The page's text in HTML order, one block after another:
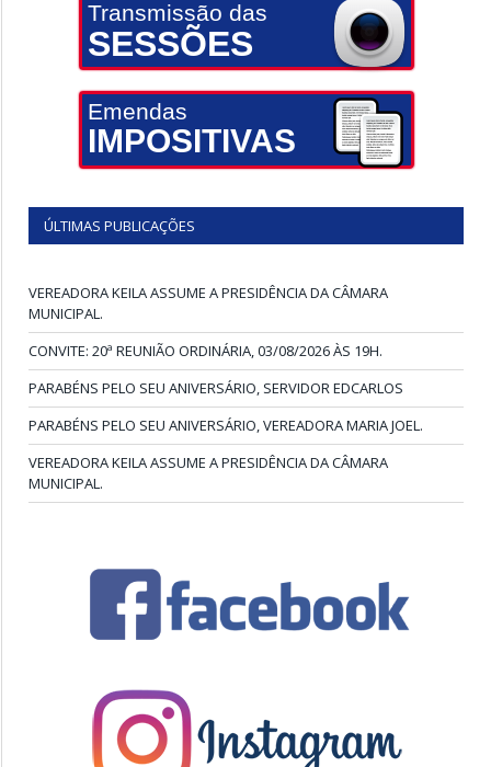
Transmissão das
SESSÕES
Emendas
IMPOSITIVAS
ÚLTIMAS PUBLICAÇÕES
VEREADORA KEILA ASSUME A PRESIDÊNCIA DA CÂMARA
MUNICIPAL.
CONVITE: 20ª REUNIÃO ORDINÁRIA, 03/08/2026 ÀS 19H.
PARABÉNS PELO SEU ANIVERSÁRIO, SERVIDOR EDCARLOS
PARABÉNS PELO SEU ANIVERSÁRIO, VEREADORA MARIA JOEL.
VEREADORA KEILA ASSUME A PRESIDÊNCIA DA CÂMARA
MUNICIPAL.